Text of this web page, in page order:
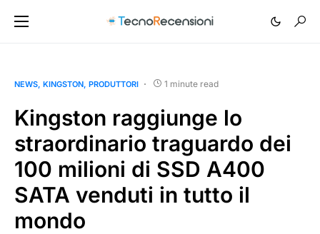
NEWS KINGSTON PRODUTTORI 1 minute read
Kingston raggiunge lo
straordinario traguardo dei
100 milioni di SSD A400
SATA venduti in tutto il
mondo